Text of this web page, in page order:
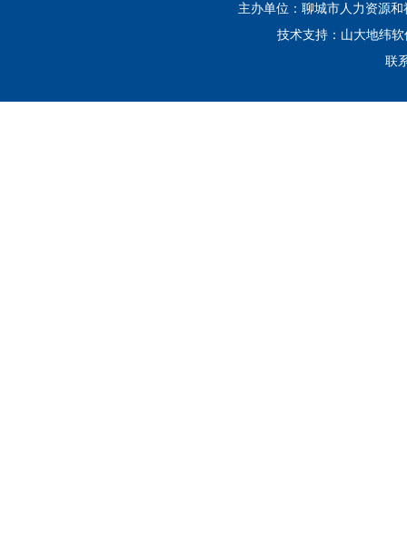
主办单位：聊城市人力资源和社
技术支持：山大地纬
联